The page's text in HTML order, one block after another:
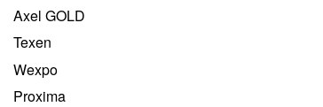
Axel GOLD
Texen
Wexpo
Proxima